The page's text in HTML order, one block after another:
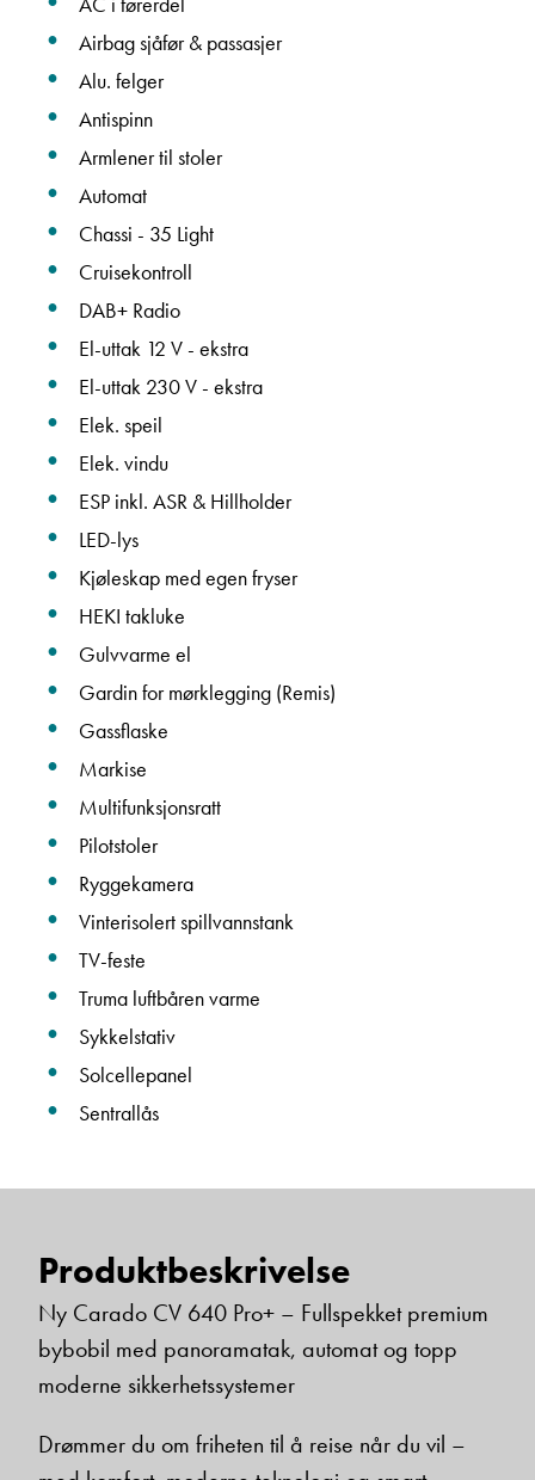
Airbag sjåfør & passasjer
Alu. felger
Antispinn
Armlener til stoler
Automat
Chassi - 35 Light
Cruisekontroll
DAB+ Radio
El-uttak 12 V - ekstra
El-uttak 230 V - ekstra
Elek. speil
Elek. vindu
ESP inkl. ASR & Hillholder
LED-lys
Kjøleskap med egen fryser
HEKI takluke
Gulvvarme el
Gardin for mørklegging (Remis)
Gassflaske
Markise
Multifunksjonsratt
Pilotstoler
Ryggekamera
Vinterisolert spillvannstank
TV-feste
Truma luftbåren varme
Sykkelstativ
Solcellepanel
Sentrallås
Produktbeskrivelse
Ny Carado CV 640 Pro+ – Fullspekket premium
bybobil med panoramatak, automat og topp
moderne sikkerhetssystemer
Drømmer du om friheten til å reise når du vil –